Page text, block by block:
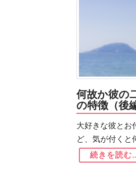
何故か彼の
の特徴（後
大好きな彼とお
ど、気が付くと
続きを読む